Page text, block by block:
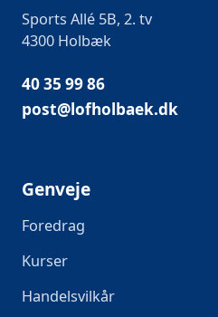
Sports Allé 5B, 2. tv
4300 Holbæk
40 35 99 86
post@lofholbaek.dk
Genveje
Foredrag
Kurser
Handelsvilkår